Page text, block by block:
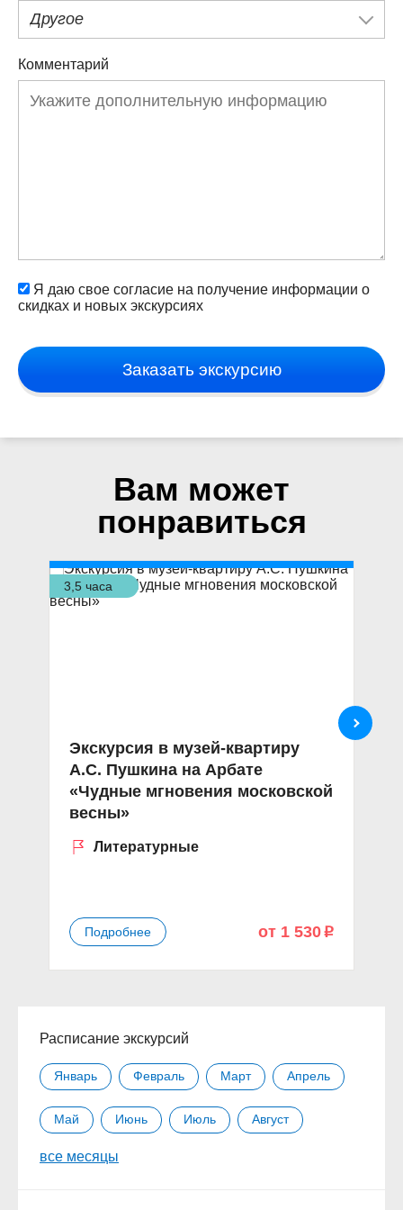
Другое
Комментарий
Я даю свое согласие на получение информации о
скидках и новых экскурсиях
Заказать экскурсию
Вам может
понравиться
3,5 часа
Экскурсия в музей-квартиру
А.С. Пушкина на Арбате
«Чудные мгновения московской
весны»
Литературные
Подробнее от 1 530 p
Расписание экскурсий
Январь Февраль Март Апрель
Май Июнь Июль Август
Сентябрь
все месяцы